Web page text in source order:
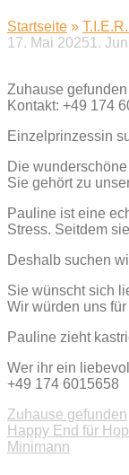
Startseite »
17. Mai 20251.
Zuhause gefunden
Kontakt: +49 174
Einzelprinzessin
Die
Sie gehört zu
Pauline ist eine
Stress. Seitdem
Deshalb suchen
Sie wünscht sich
Wir würden uns
Pauline zieht
Wer ihr ein
+49 174 6015658
Zuhause gefunden
Happy End für
Minimann